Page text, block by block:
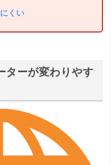
くい
ターが変わりやす